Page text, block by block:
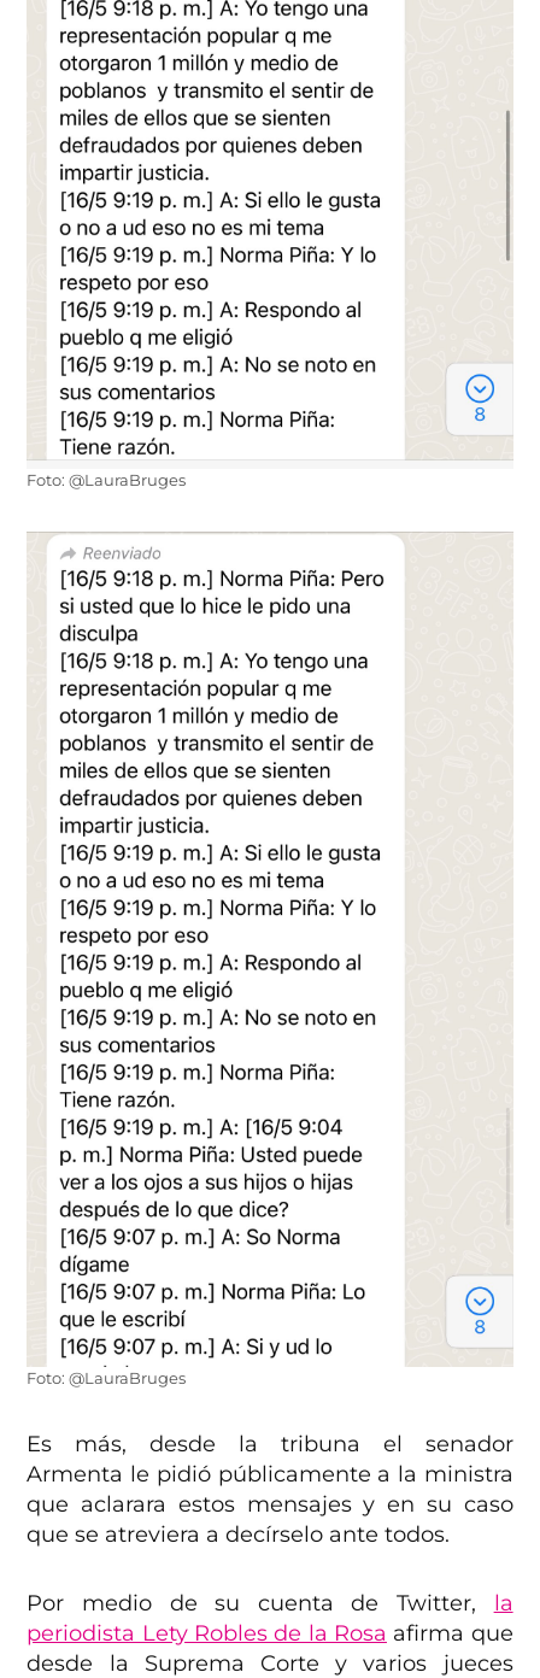
Foto: @LauraBruges
Foto: @LauraBruges
Es más, desde la tribuna el senador
Armenta le pidió públicamente a la ministra
que aclarara estos mensajes y en su caso
que se atreviera a decírselo ante todos.
Por medio de su cuenta de Twitter, la
periodista Lety Robles de la Rosa afirma que
desde la Suprema Corte y varios jueces